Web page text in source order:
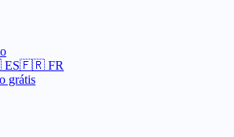
ES🇫🇷 FR
grátis